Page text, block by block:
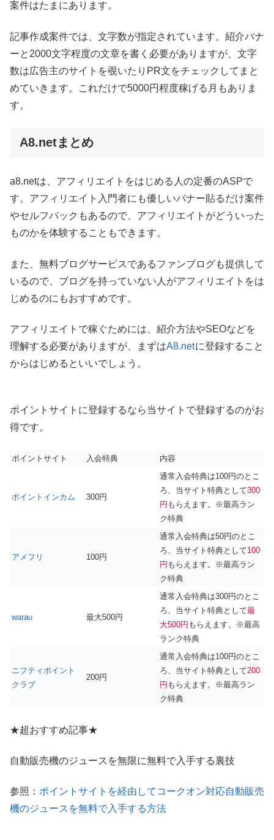
案件はたまにあります。
記事作成案件では、文字数が指定されています。紹介バナ
ーと2000文字程度の文章を書く必要がありますが、文字
数は広告主のサイトを覗いたりPR文をチェックしてまと
めていきます。これだけで5000円程度稼げる月もありま
す。
A8.netまとめ
a8.netは、アフィリエイトをはじめる人の定番のASPで
す。アフィリエイト入門者にも優しいバナー貼るだけ案件
やセルフバックもあるので、アフィリエイトがどういった
ものかを体験することもできます。
また、無料ブログサービスであるファンブログも提供して
いるので、ブログを持っていない人がアフィリエイトをは
じめるのにもおすすめです。
アフィリエイトで稼ぐためには、紹介方法やSEOなどを
理解する必要がありますが、まずはA8.netに登録すること
からはじめるといいでしょう。
ポイントサイトに登録するなら当サイトで登録するのがお
得です。
ポイントサイト 入会特典 内容
ポイントインカム 300円
通常入会特典は100円のとこ
ろ、当サイト特典として300
円 もらえます。※最高ラン
ク特典
アメフリ 100円
通常入会特典は50円のとこ
ろ、当サイト特典として100
円 もらえます。※最高ラン
ク特典
warau 最大500円
通常入会特典は300円のとこ
ろ、当サイト特典として最
大500円 もらえます。※最高
ランク特典
ニフティポイント
クラブ
200円
通常入会特典は100円のとこ
ろ、当サイト特典として200
円 もらえます。※最高ラン
ク特典
★超おすすめ記事★
自動販売機のジュースを無限に無料で入手する裏技
参照： ポイントサイトを経由してコークオン対応自動販売
機のジュースを無料で入手する方法